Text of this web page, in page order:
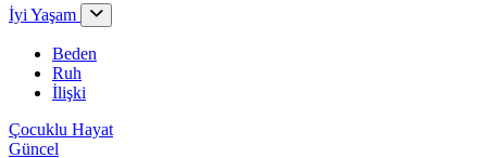
İyi Yaşam
Beden
Ruh
İlişki
Çocuklu Hayat
Güncel